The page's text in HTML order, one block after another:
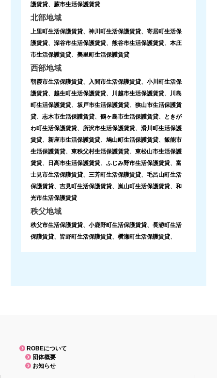
護賃貸、 蕨市生活保護賃貸
北部地域
上里町生活保護賃貸、 神川町生活保護賃貸、 寄居町生活保
護賃貸、 深谷市生活保護賃貸、 熊谷市生活保護賃貸、 本庄
市生活保護賃貸、 美里町生活保護賃貸
西部地域
朝霞市生活保護賃貸、 入間市生活保護賃貸、 小川町生活保
護賃貸、 越生町生活保護賃貸、 川越市生活保護賃貸、
川島
町生活保護賃貸、 坂戸市生活保護賃貸、 狭山市生活保護賃
貸、 志木市生活保護賃貸、 鶴ヶ島市生活保護賃貸、
ときが
わ町生活保護賃貸、 所沢市生活保護賃貸、 滑川町生活保護
賃貸、 新座市生活保護賃貸、 鳩山町生活保護賃貸、 飯能市
生活保護賃貸、 東秩父村生活保護賃貸、 東松山市生活保護
賃貸、 日高市生活保護賃貸、 ふじみ野市生活保護賃貸、 富
士見市生活保護賃貸、 三芳町生活保護賃貸、 毛呂山町生活
保護賃貸、 吉見町生活保護賃貸、 嵐山町生活保護賃貸、 和
光市生活保護賃貸
秩父地域
秩父市生活保護賃貸、 小鹿野町生活保護賃貸、 長瀞町生活
保護賃貸、 皆野町生活保護賃貸、 横瀬町生活保護賃貸、
ROBEについて
団体概要
お知らせ